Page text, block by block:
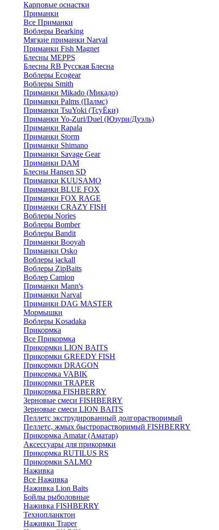
Карповые оснастки
Приманки
Все Приманки
Воблеры Bearking
Мягкие приманки Narval
Приманки Fish Magnet
Блесны MEPPS
Блесны RB Русская Блесна
Воблеры Ecogear
Воблеры Smith
Приманки Mikado (Микадо)
Приманки Palms (Палмс)
Приманки TsuYoki (ТсуЁки)
Приманки Yo-Zuri/Duel (Юзури/Дуэль)
Приманки Rapala
Приманки Storm
Приманки Shimano
Приманки Savage Gear
Приманки DAM
Блесны Hansen SD
Приманки KUUSAMO
Приманки BLUE FOX
Приманки FOX RAGE
Приманки CRAZY FISH
Воблеры Nories
Воблеры Bomber
Воблеры Bandit
Приманки Booyah
Приманки Osko
Воблеры jackall
Воблеры ZipBaits
Воблер Camion
Приманки Mann's
Приманки Narval
Приманки DAG MASTER
Мормышки
Воблеры Kosadaka
Прикормка
Все Прикормка
Прикормки LION BAITS
Прикормки GREEDY FISH
Прикормки DRAGON
Прикормка VABIK
Прикормки TRAPER
Прикормка FISHBERRY
Зерновые смеси FISHBERRY
Зерновые смеси LION BAITS
Пеллетс экструдированный долгорастворимый
Пеллетс, жмых быстрорастворимый FISHBERRY
Прикормка Amatar (Аматар)
Аксессуары для прикормки
Прикормка RUTILUS RS
Прикормки SALMO
Наживка
Все Наживка
Наживка Lion Baits
Бойлы рыболовные
Наживка FISHBERRY
Технопланктон
Наживки Traper